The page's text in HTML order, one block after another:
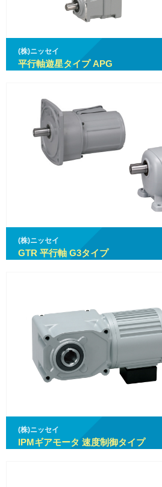
(株)ニッセイ
平行軸遊星タイプ APG
(株)ニッセイ
GTR 平行軸 G3タイプ
(株)ニッセイ
IPMギアモータ 速度制御タイプ